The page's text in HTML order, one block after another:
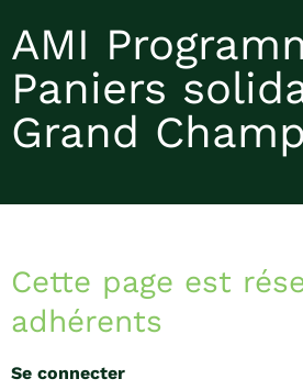
AMI
Paniers
Grand
Cette page est
adhérents
Se connecter